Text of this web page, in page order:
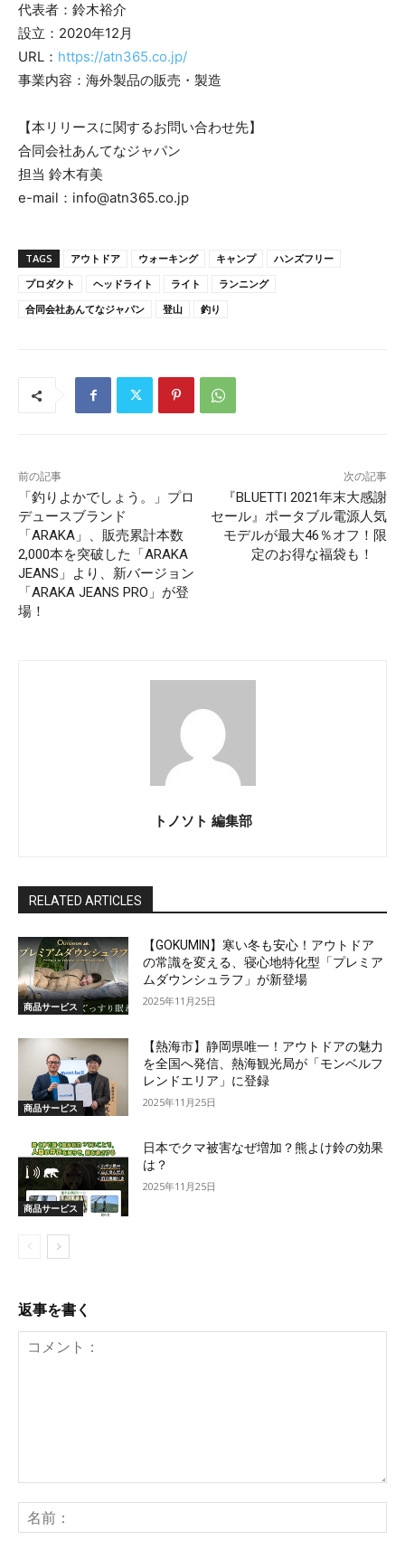
代表者：鈴木裕介
設立：2020年12月
URL： https://atn365.co.jp/
事業内容：海外製品の販売・製造
【本リリースに関するお問い合わせ先】
合同会社あんてなジャパン
担当 鈴木有美
e-mail：info@atn365.co.jp
TAGS アウトドア ウォーキング キャンプ
ハンズフリー
プロダクト
ヘッドライト ライト
ランニング
合同会社あんてなジャパン
登山 釣り
前の記事
「釣りよかでしょう。」プロ
デュースブランド
「ARAKA」、販売累計本数
2,000本を突破した「ARAKA
JEANS」より、新バージョン
「ARAKA JEANS PRO」が登
場！
次の記事
『BLUETTI 2021年末大感謝
セール』ポータブル電源人気
モデルが最大46％オフ！限
定のお得な福袋も！
トノソト 編集部
RELATED ARTICLES
商品サービス
【GOKUMIN】寒い冬も安心！アウトドア
の常識を変える、寝心地特化型「プレミア
ムダウンシュラフ」が新登場
2025年11月25日
商品サービス
【熱海市】静岡県唯一！アウトドアの魅力
を全国へ発信、熱海観光局が「モンベルフ
レンドエリア」に登録
2025年11月25日
商品サービス
日本でクマ被害なぜ増加？熊よけ鈴の効果
は？
2025年11月25日
返事を書く
ン
前